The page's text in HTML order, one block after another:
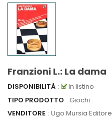
Franzioni L.: La dama
DISPONIBILITÀ :
In listino
TIPO PRODOTTO : Giochi
VENDITORE : Ugo Mursia Editore